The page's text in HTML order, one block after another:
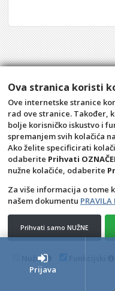
Opći uvjeti
Raskid ugovora – povrat
Kontakt
4D
Ova stranica koristi
Ove internetske stranice
rad ove stranice. Također,
bolje korisničko iskustvo i
spremanjem svih kolačića
Ako želite specificirati
odaberite Prihvati
nužne kolačiće, odaberite
Za više informacija o tome
našem dokumentu
Prihvati samo NUŽNE
Nužni
Prijava